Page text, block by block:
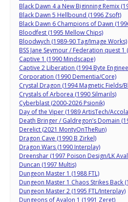
Black Dawn 4 a New Biginning Remix
Black Dawn 5 Hellbound (1996 Zsoft)
Black Dawn 6 Champions of Dawn
Bloodfest (1995 Mellow Chips)
Bloodwych (1989-90 Tag/Image Works)
BSS Jane Seymour / Federation quest
Captive 1 (1990 Mindscape)
Captive 2 Liberation (1994 Byte
Corporation (1990 Dementia/Core)
Crystal Dragon (1994 Magnetic Fields/
Crystals of Arborea (1990 Silmarils)
Cyberblast (2000-2026 Psionik)
Day of the Viper (1989 ArtisTech/
Death Bringer / Galdregon’s Domain
Derelict (2021 MontyOnTheRun)
Dragon Cave (1990 B Zirkel)
Dragon Wars (1990 Interplay)
Dreenshar (1997 Poison Design/LK
Duncan (1997 Multis)
Dungeon Master 1 (1988 FTL)
Dungeon Master 1 Chaos Strikes Back
Dungeon Master 2 (1995 FTL/Interplay)
Dungeons of Avalon 1 (1991 Zeret)